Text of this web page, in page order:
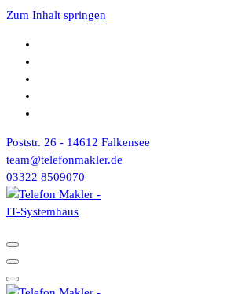
Zum Inhalt springen
Poststr. 26 - 14612 Falkensee
team@telefonmakler.de
03322 8509070